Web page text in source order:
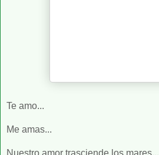
Te amo...
Me amas...
Nuestro amor trasciende los mares...